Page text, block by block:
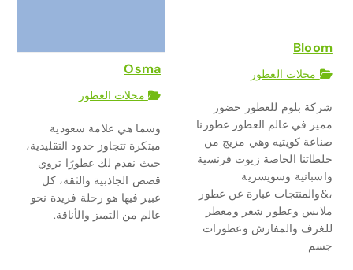
Bloom
محلات العطور
شركة بلوم للعطور حضور
مميز في عالم العطور عطورنا
صناعة كويتيه وهي مزيج من
خلطاتنا الخاصة زيوت فرنسية
واسبانية وسويسرية
،&والمنتجات عبارة عن عطور
ملابس وعطور شعر ومعطر
للغرف والمفارش وعطورات
جسم
Osma
محلات العطور
وسما هي علامة سعودية
مبتكرة تتجاوز حدود التقليدية،
حيث نقدم لك عطورًا تروي
قصص الجاذبية والثقة، كل
عبير فيها هو رحلة فريدة نحو
عالم من التميز والأناقة.